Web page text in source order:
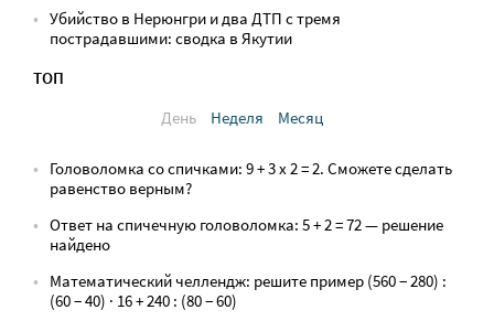
Убийство в Нерюнгри и два ДТП с тремя
пострадавшими: сводка в Якутии
ТОП
День
Неделя Месяц
Головоломка со спичками: 9 + 3 х 2 = 2. Сможете сделать
равенство верным?
Ответ на спичечную головоломка: 5 + 2 = 72 — решение
найдено
Математический челлендж: решите пример (560 − 280) :
(60 − 40) · 16 + 240 : (80 − 60)